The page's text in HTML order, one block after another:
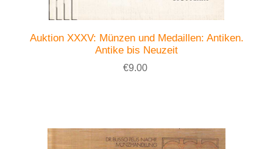
Auktion XXXV: Münzen und Medaillen: Antiken.
Antike bis Neuzeit
€9.00